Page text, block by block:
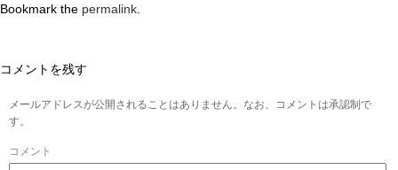
Bookmark the permalink
コメントを残す
メールアドレスが公開されることはありません。なお、コメントは承認制で
す。
コメント